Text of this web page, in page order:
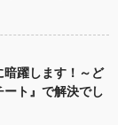
暗躍します！～ど
ト』で解決でし